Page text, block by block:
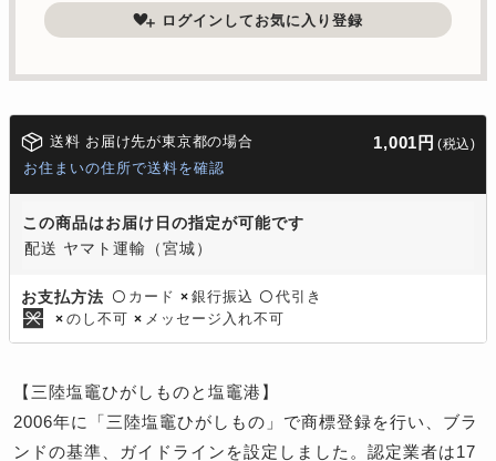
ログインしてお気に入り登録
送料 お届け先が東京都の場合 1,001円 (税込)
お住まいの住所で送料を確認
この商品はお届け日の指定が可能です
配送 ヤマト運輸（宮城）
お支払方法 〇 カード × 銀行振込 〇 代引き
× のし不可 × メッセージ入れ不可
【三陸塩竈ひがしものと塩竈港】
2006年に「三陸塩竈ひがしもの」で商標登録を行い、ブラ
ンドの基準、ガイドラインを設定しました。認定業者は17